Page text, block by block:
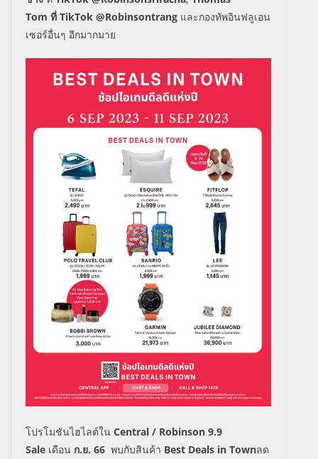
Tom ที่ TikTok @Robinsontrang และกองทัพอินฟลูเอน
เซอร์อื่นๆ อีกมากมาย
โปรโมชันไฮไลต์ใน Central / Robinson 9.9
Sale เดือน ก.ย. 66 พบกับสินค้า Best Deals in Townลด